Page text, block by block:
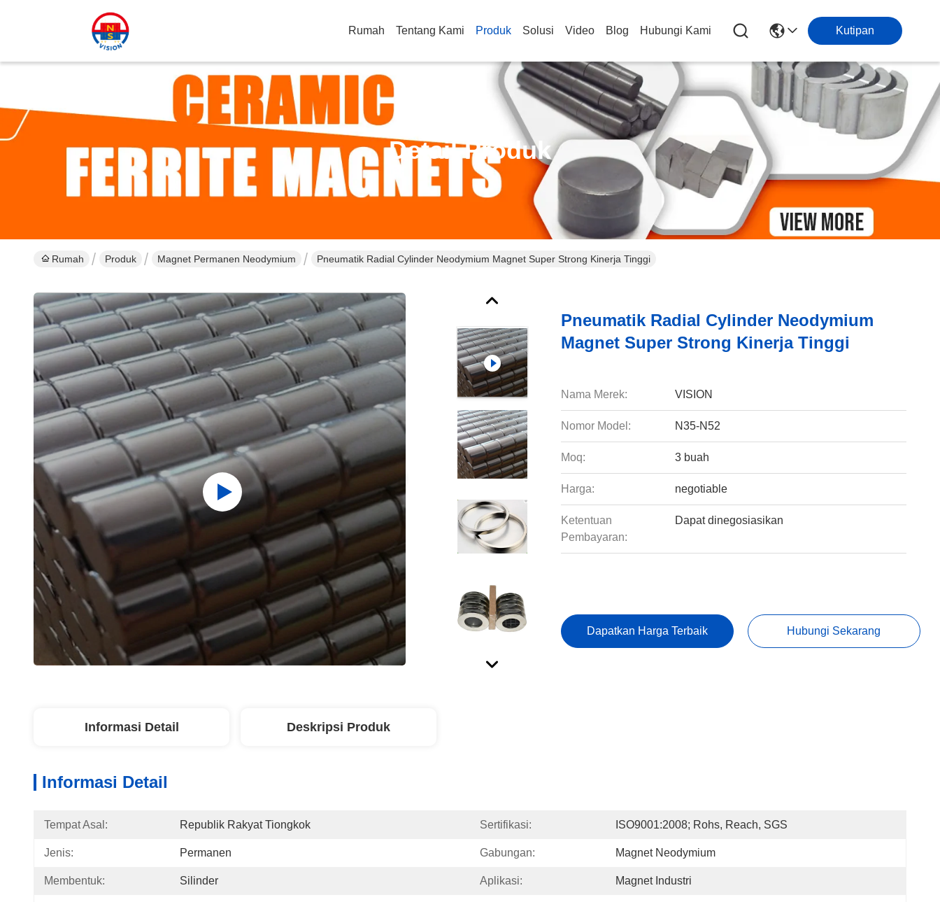
Rumah Tentang Kami Produk Solusi Video Blog Hubungi Kami Kutipan
Detail Produk
Rumah Produk Magnet Permanen Neodymium Pneumatik Radial Cylinder Neodymium Magnet Super Strong Kinerja Tinggi
Pneumatik Radial Cylinder Neodymium
Magnet Super Strong Kinerja Tinggi
Nama Merek: VISION
Nomor Model: N35-N52
Moq: 3 buah
Harga: negotiable
Ketentuan
Pembayaran:
Dapat dinegosiasikan
Dapatkan Harga Terbaik Hubungi Sekarang
Informasi Detail Deskripsi Produk
Informasi Detail
Tempat Asal: Republik Rakyat Tiongkok Sertifikasi: ISO9001:2008; Rohs, Reach, SGS
Jenis: Permanen Gabungan: Magnet Neodymium
Membentuk: Silinder Aplikasi: Magnet Industri